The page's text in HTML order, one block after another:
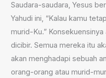
Saudara-saudara, Yesus
Yahudi ini, “Kalau kamu
murid-Ku.”
dicibir. Semua mereka itu
akan menghadapi sebuah
orang-orang atau murid-